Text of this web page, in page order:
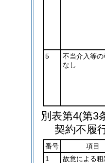
5
不当介入等の
なし
別表第4(第3
契約不履
番号
項目
1
故意による粗